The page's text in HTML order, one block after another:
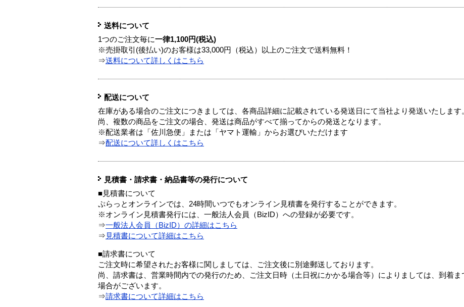
送料について
1つのご注文毎に一律1,100円(税込)
※売掛取引(後払い)のお客様は33,000円（税込）以上のご注文で送料無料！
⇒送料について詳しくはこちら
配送について
在庫がある場合のご注文につきましては、各商品詳細に記載されている発送日にて当社より発送いたします
尚、複数の商品をご注文の場合、発送は商品がすべて揃ってからの発送となります。
※配送業者は「佐川急便」または「ヤマト運輸」からお選びいただけます
⇒配送について詳しくはこちら
見積書・請求書・納品書等の発行について
■見積書について
ぷらっとオンラインでは、24時間いつでもオンライン見積書を発行することができます。
※オンライン見積書発行には、一般法人会員（BizID）への登録が必要です。
⇒一般法人会員（BizID）の詳細はこちら
⇒ 見積書について詳細はこちら
■請求書について
ご注文時に希望されたお客様に関しましては、ご注文後に別途郵送しております。
尚、請求書は、営業時間内での発行のため、ご注文日時（土日祝にかかる場合等）によりましては、到着ま
場合がございます。
⇒請求書について詳細はこちら